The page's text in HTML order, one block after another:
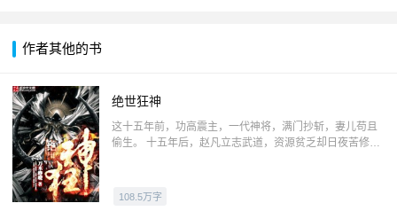
作者其他的书
绝世狂神
这十五年前，功高震主，一代神将，满门抄斩，妻儿苟且
偷生。 十五年后，赵凡立志武道，资源贫乏却日夜苦修，
怎甘为虫？不觉为蛰，醒必冲天！ 血海深仇，壮志凌云，
108.5万字